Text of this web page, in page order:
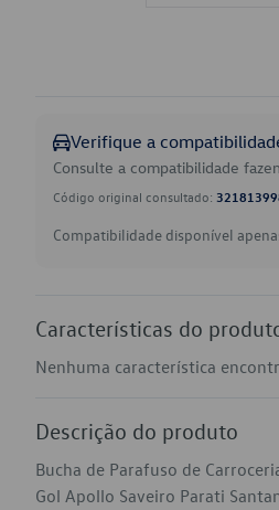
Verifique a
Consulte a compatibilidade
Código original consultado:
Compatibilidade disponível
Características do
Nenhuma característica
Descrição do produto
Bucha de Parafuso de
Gol Apollo Saveiro Parati